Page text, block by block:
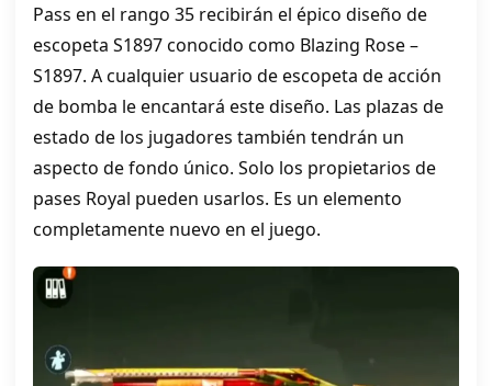
Pass en el rango 35 recibirán el épico diseño de
escopeta S1897 conocido como Blazing Rose –
S1897. A cualquier usuario de escopeta de acción
de bomba le encantará este diseño. Las plazas de
estado de los jugadores también tendrán un
aspecto de fondo único. Solo los propietarios de
pases Royal pueden usarlos. Es un elemento
completamente nuevo en el juego.